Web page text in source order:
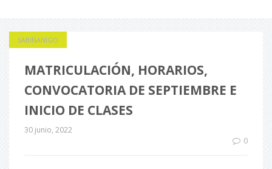
SABIÑANIGO
MATRICULACIÓN, HORARIOS,
CONVOCATORIA DE SEPTIEMBRE E
INICIO DE CLASES
30 junio, 2022
0